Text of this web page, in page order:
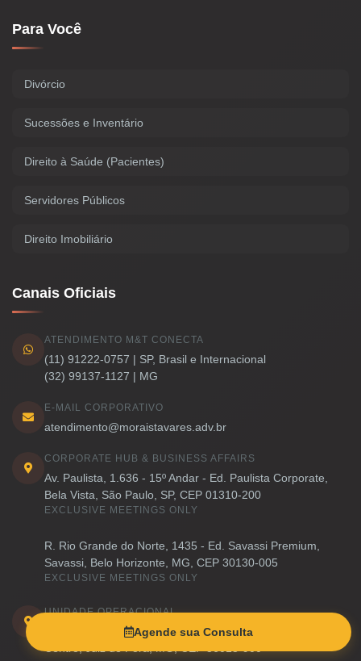
Agende sua Consulta
Para Você
Divórcio
Sucessões e Inventário
Direito à Saúde (Pacientes)
Servidores Públicos
Direito Imobiliário
Canais Oficiais
ATENDIMENTO M&T CONECTA
(11) 91222-0757 | SP, Brasil e Internacional
(32) 99137-1127 | MG
E-MAIL CORPORATIVO
atendimento@moraistavares.adv.br
CORPORATE HUB & BUSINESS AFFAIRS
Av. Paulista, 1.636 - 15º Andar - Ed. Paulista Corporate,
Bela Vista, São Paulo, SP, CEP 01310-200
EXCLUSIVE MEETINGS ONLY
R. Rio Grande do Norte, 1435 - Ed. Savassi Premium,
Savassi, Belo Horizonte, MG, CEP 30130-005
EXCLUSIVE MEETINGS ONLY
UNIDADE OPERACIONAL
Av. Barão do Rio Branco - 10º Andar - Ed. Top Center